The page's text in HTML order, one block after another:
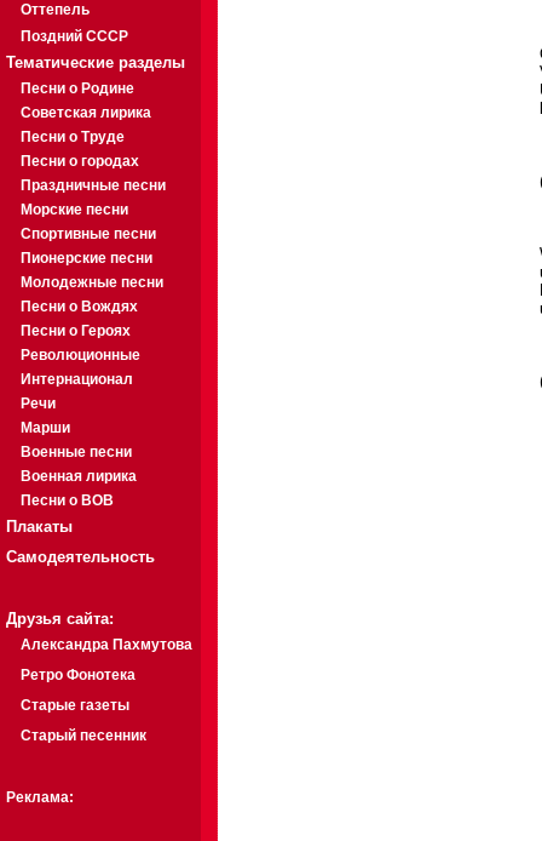
Оттепель
Поздний СССР
Тематические разделы
Песни о Родине
Советская лирика
Песни о Труде
Песни о городах
Праздничные песни
Морские песни
Спортивные песни
Пионерские песни
Молодежные песни
Песни о Вождях
Песни о Героях
Революционные
Интернационал
Речи
Марши
Военные песни
Военная лирика
Песни о ВОВ
Плакаты
Самодеятельность
Друзья сайта:
Александра Пахмутова
Ретро Фонотека
Старые газеты
Старый песенник
Реклама: